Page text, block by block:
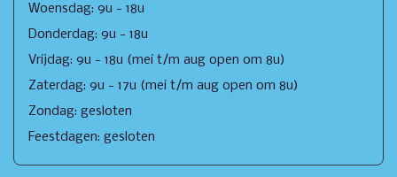
Woensdag: 9u - 18u
Donderdag: 9u - 18u
Vrijdag: 9u - 18u (mei t/m aug open om 8u)
Zaterdag: 9u - 17u (mei t/m aug open om 8u)
Zondag: gesloten
Feestdagen: gesloten